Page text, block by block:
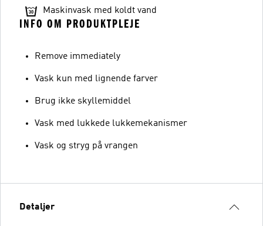
Maskinvask med koldt vand
INFO OM PRODUKTPLEJE
Remove immediately
Vask kun med lignende farver
Brug ikke skyllemiddel
Vask med lukkede lukkemekanismer
Vask og stryg på vrangen
Detaljer